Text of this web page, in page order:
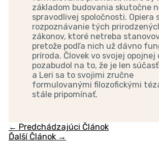
základom budovania skutočne
spravodlivej spoločnosti. Opiera
rozpoznávanie tých
zákonov, ktoré netreba
pretože podľa nich už dávno
príroda. Človek vo svojej opojnej
pozabudol na to, že je len
a Leri sa to svojimi zručne
formulovanými filozofickými
stále pripomínať.
← Predchádzajúci Článok
Ďalší Článok →